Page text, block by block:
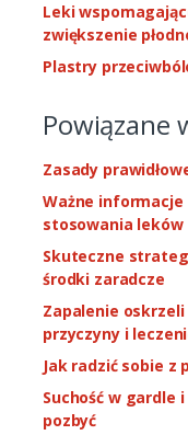
Leki
zwiększenie
Plastry
Powiązane
Zasady
Ważne
stosowania leków
Skuteczne
środki zaradcze
Zapalenie oskrzeli
przyczyny i
Jak radzić sobie z
Suchość w gardle
pozbyć